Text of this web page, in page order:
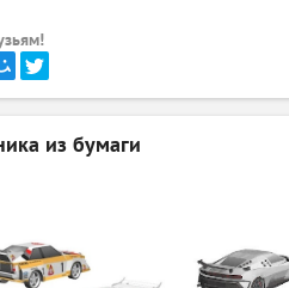
из бумаги